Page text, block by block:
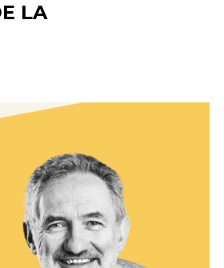
LA